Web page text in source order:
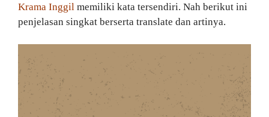
Krama Inggil memiliki kata tersendiri. Nah berikut ini
penjelasan singkat berserta translate dan artinya.